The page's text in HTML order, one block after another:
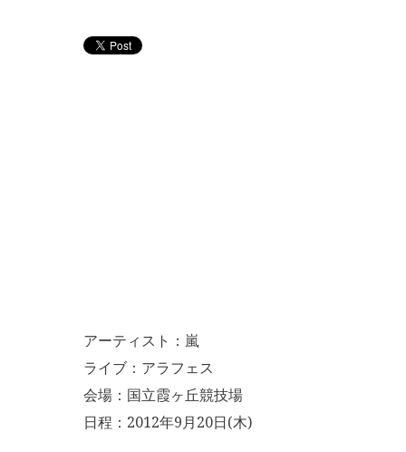
アーティスト：嵐
ライブ：アラフェス
会場：国立霞ヶ丘競技場
日程：2012年9月20日(木)